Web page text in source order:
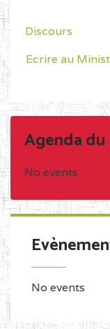
Discours
Ecrire au
Agenda
No events
No events